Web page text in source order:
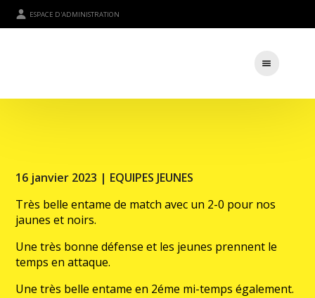
ESPACE D'ADMINISTRATION
16 janvier 2023 | EQUIPES JEUNES
Très belle entame de match avec un 2-0 pour nos
jaunes et noirs.
Une très bonne défense et les jeunes prennent le
temps en attaque.
Une très belle entame en 2éme mi-temps également.